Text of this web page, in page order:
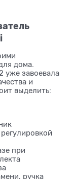
дома.
уже завоевала
и
выделить:
при
ручка